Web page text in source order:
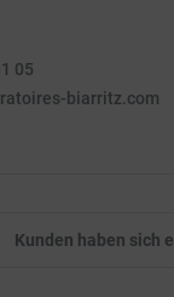
05
biarritz.com
Kunden haben sich